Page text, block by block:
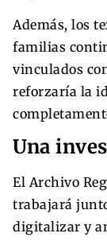
Además, los
familias
vinculados
reforzaría la
Una
El Archivo
trabajará
digitalizar y